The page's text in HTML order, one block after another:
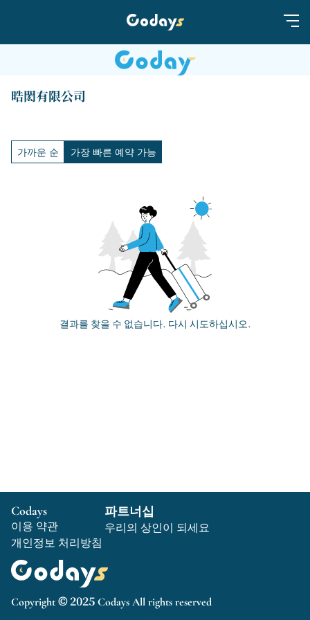
晧閎有限公司
가까운 순 가장 빠른 예약 가능
결과를 찾을 수 없습니다. 다시 시도하십시오.
Copyright © 2025 Codays All rights reserved
Codays
이용 약관
개인정보 처리방침
파트너십
우리의 상인이 되세요